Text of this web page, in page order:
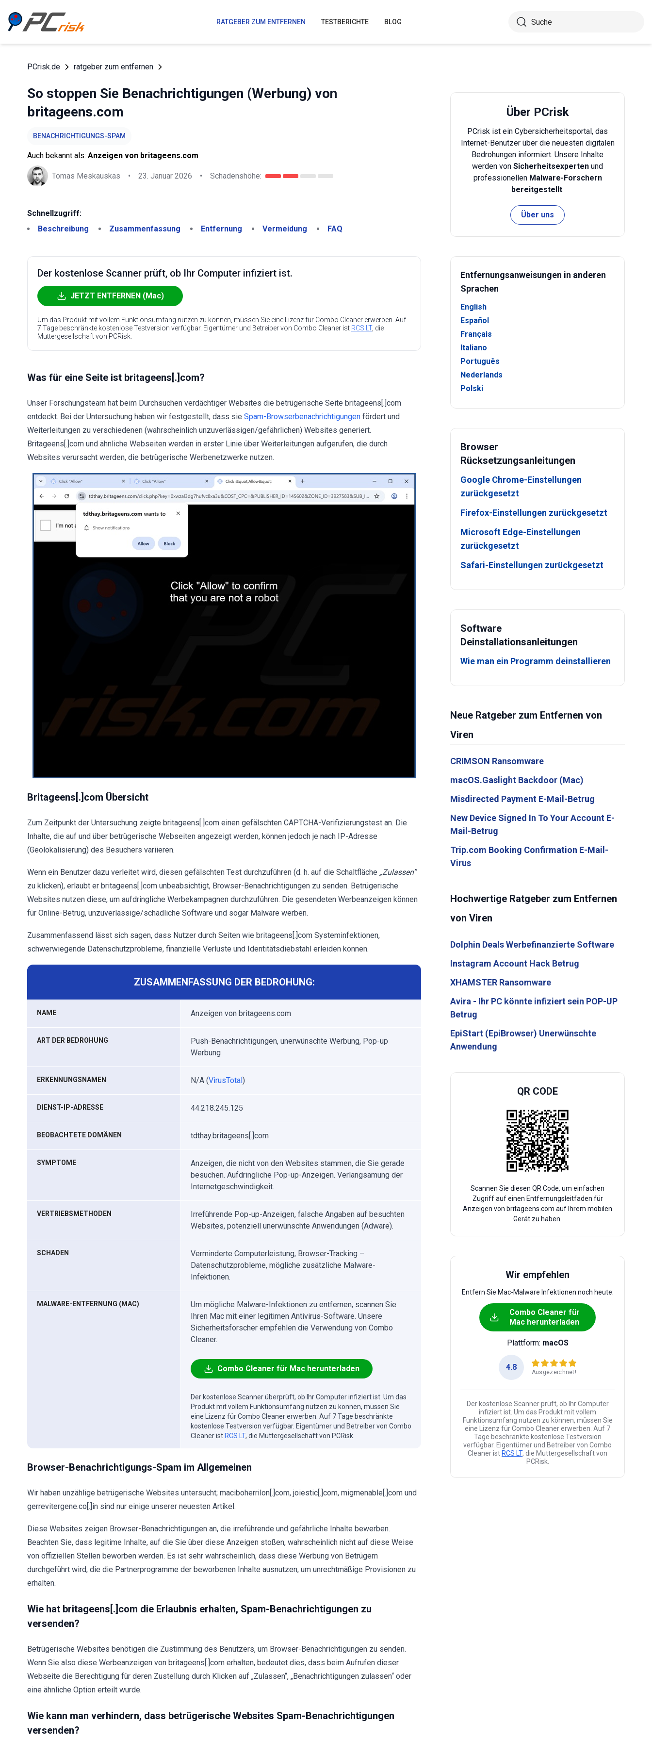
RATGEBER ZUM ENTFERNEN TESTBERICHTE BLOG
PCrisk.de ratgeber zum entfernen
So stoppen Sie Benachrichtigungen (Werbung) von
britageens.com
BENACHRICHTIGUNGS-SPAM
Auch bekannt als: Anzeigen von britageens.com
Tomas Meskauskas • 23. Januar 2026 • Schadenshöhe:
Schnellzugriff:
Beschreibung
Zusammenfassung Entfernung Vermeidung FAQ
Der kostenlose Scanner prüft, ob Ihr Computer infiziert ist.
JETZT ENTFERNEN (Mac)
Um das Produkt mit vollem Funktionsumfang nutzen zu können, müssen Sie eine Lizenz für Combo Cleaner erwerben. Auf
7 Tage beschränkte kostenlose Testversion verfügbar. Eigentümer und Betreiber von Combo Cleaner ist RCS LT, die
Muttergesellschaft von PCRisk.
Was für eine Seite ist britageens[.]com?
Unser Forschungsteam hat beim Durchsuchen verdächtiger Websites die betrügerische Seite britageens[.]com
entdeckt. Bei der Untersuchung haben wir festgestellt, dass sie Spam-Browserbenachrichtigungen fördert und
Weiterleitungen zu verschiedenen (wahrscheinlich unzuverlässigen/gefährlichen) Websites generiert.
Britageens[.]com und ähnliche Webseiten werden in erster Linie über Weiterleitungen aufgerufen, die durch
Websites verursacht werden, die betrügerische Werbenetzwerke nutzen.
Britageens[.]com Übersicht
Zum Zeitpunkt der Untersuchung zeigte britageens[.]com einen gefälschten CAPTCHA-Verifizierungstest an. Die
Inhalte, die auf und über betrügerische Webseiten angezeigt werden, können jedoch je nach IP-Adresse
(Geolokalisierung) des Besuchers variieren.
Wenn ein Benutzer dazu verleitet wird, diesen gefälschten Test durchzuführen (d. h. auf die Schaltfläche „Zulassen”
zu klicken), erlaubt er britageens[.]com unbeabsichtigt, Browser-Benachrichtigungen zu senden. Betrügerische
Websites nutzen diese, um aufdringliche Werbekampagnen durchzuführen. Die gesendeten Werbeanzeigen können
für Online-Betrug, unzuverlässige/schädliche Software und sogar Malware werben.
Zusammenfassend lässt sich sagen, dass Nutzer durch Seiten wie britageens[.]com Systeminfektionen,
schwerwiegende Datenschutzprobleme, finanzielle Verluste und Identitätsdiebstahl erleiden können.
ZUSAMMENFASSUNG DER BEDROHUNG:
NAME Anzeigen von britageens.com
ART DER BEDROHUNG
Push-Benachrichtigungen, unerwünschte Werbung, Pop-up
Werbung
ERKENNUNGSNAMEN N/A (VirusTotal)
DIENST-IP-ADRESSE 44.218.245.125
BEOBACHTETE DOMÄNEN tdthay.britageens[.]com
SYMPTOME
Anzeigen, die nicht von den Websites stammen, die Sie gerade
besuchen. Aufdringliche Pop-up-Anzeigen. Verlangsamung der
Internetgeschwindigkeit.
VERTRIEBSMETHODEN
Irreführende Pop-up-Anzeigen, falsche Angaben auf besuchten
Websites, potenziell unerwünschte Anwendungen (Adware).
SCHADEN
Verminderte Computerleistung, Browser-Tracking –
Datenschutzprobleme, mögliche zusätzliche Malware-
Infektionen.
MALWARE-ENTFERNUNG (MAC)
Um mögliche Malware-Infektionen zu entfernen, scannen Sie
Ihren Mac mit einer legitimen Antivirus-Software. Unsere
Sicherheitsforscher empfehlen die Verwendung von Combo
Cleaner.
Combo Cleaner für Mac herunterladen
Der kostenlose Scanner überprüft, ob Ihr Computer infiziert ist. Um das
Produkt mit vollem Funktionsumfang nutzen zu können, müssen Sie
eine Lizenz für Combo Cleaner erwerben. Auf 7 Tage beschränkte
kostenlose Testversion verfügbar. Eigentümer und Betreiber von Combo
Cleaner ist RCS LT, die Muttergesellschaft von PCRisk.
Browser-Benachrichtigungs-Spam im Allgemeinen
Wir haben unzählige betrügerische Websites untersucht; maciboherrilon[.]com, joiestic[.]com, migmenable[.]com und
gerrevitergene.co[.]in sind nur einige unserer neuesten Artikel.
Diese Websites zeigen Browser-Benachrichtigungen an, die irreführende und gefährliche Inhalte bewerben.
Beachten Sie, dass legitime Inhalte, auf die Sie über diese Anzeigen stoßen, wahrscheinlich nicht auf diese Weise
von offiziellen Stellen beworben werden. Es ist sehr wahrscheinlich, dass diese Werbung von Betrügern
durchgeführt wird, die die Partnerprogramme der beworbenen Inhalte ausnutzen, um unrechtmäßige Provisionen zu
erhalten.
Wie hat britageens[.]com die Erlaubnis erhalten, Spam-Benachrichtigungen zu
versenden?
Betrügerische Websites benötigen die Zustimmung des Benutzers, um Browser-Benachrichtigungen zu senden.
Wenn Sie also diese Werbeanzeigen von britageens[.]com erhalten, bedeutet dies, dass beim Aufrufen dieser
Webseite die Berechtigung für deren Zustellung durch Klicken auf „Zulassen“, „Benachrichtigungen zulassen“ oder
eine ähnliche Option erteilt wurde.
Wie kann man verhindern, dass betrügerische Websites Spam-Benachrichtigungen
versenden?
Über PCrisk
PCrisk ist ein Cybersicherheitsportal, das
Internet-Benutzer über die neuesten digitalen
Bedrohungen informiert. Unsere Inhalte
werden von Sicherheitsexperten und
professionellen Malware-Forschern
bereitgestellt.
Über uns
Entfernungsanweisungen in anderen
Sprachen
English
Español
Français
Italiano
Português
Nederlands
Polski
Browser
Rücksetzungsanleitungen
Google Chrome-Einstellungen
zurückgesetzt
Firefox-Einstellungen zurückgesetzt
Microsoft Edge-Einstellungen
zurückgesetzt
Safari-Einstellungen zurückgesetzt
Software
Deinstallationsanleitungen
Wie man ein Programm deinstallieren
Neue Ratgeber zum Entfernen von
Viren
CRIMSON Ransomware
macOS.Gaslight Backdoor (Mac)
Misdirected Payment E-Mail-Betrug
New Device Signed In To Your Account E-
Mail-Betrug
Trip.com Booking Confirmation E-Mail-
Virus
Hochwertige Ratgeber zum Entfernen
von Viren
Dolphin Deals Werbefinanzierte Software
Instagram Account Hack Betrug
XHAMSTER Ransomware
Avira - Ihr PC könnte infiziert sein POP-UP
Betrug
EpiStart (EpiBrowser) Unerwünschte
Anwendung
QR CODE
Scannen Sie diesen QR Code, um einfachen
Zugriff auf einen Entfernungsleitfaden für
Anzeigen von britageens.com auf Ihrem mobilen
Gerät zu haben.
Wir empfehlen
Entfern Sie Mac-Malware Infektionen noch heute:
Combo Cleaner für
Mac herunterladen
Plattform: macOS
4.8
Ausgezeichnet!
Der kostenlose Scanner prüft, ob Ihr Computer
infiziert ist. Um das Produkt mit vollem
Funktionsumfang nutzen zu können, müssen Sie
eine Lizenz für Combo Cleaner erwerben. Auf 7
Tage beschränkte kostenlose Testversion
verfügbar. Eigentümer und Betreiber von Combo
Cleaner ist RCS LT, die Muttergesellschaft von
PCRisk.